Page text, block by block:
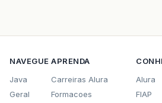
NAVEGUE
Java
Geral
APRENDA
Carreiras Alura
Formacoes
Alura
FIAP